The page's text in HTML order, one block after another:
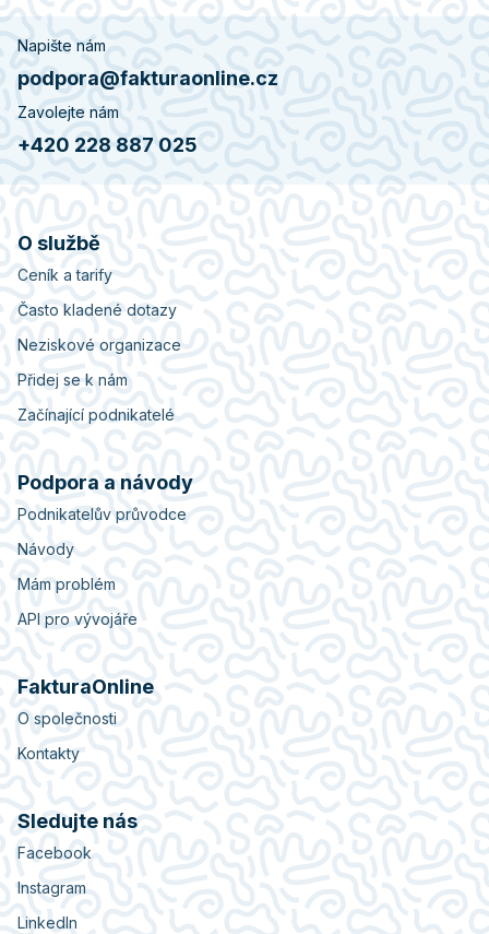
Napište nám
podpora@fakturaonline.cz
Zavolejte nám
+420 228 887 025
O službě
Ceník a tarify
Často kladené dotazy
Neziskové organizace
Přidej se k nám
Začínající podnikatelé
Podpora a návody
Podnikatelův průvodce
Návody
Mám problém
API pro vývojáře
FakturaOnline
O společnosti
Kontakty
Sledujte nás
Facebook
Instagram
LinkedIn